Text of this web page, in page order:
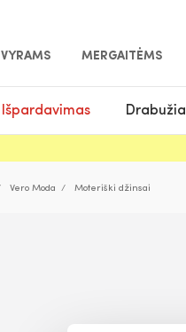
VYRAMS MERGAITĖMS
Išpardavimas
Vero Moda Moteriški džinsai